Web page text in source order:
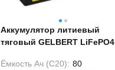
Аккумулятор литиевый
тяговый GELBERT LiFePO4
Ёмкость Ач (С20): 80